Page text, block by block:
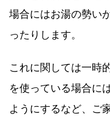
場合にはお湯の勢い
ったりします。
これに関しては一時
を使っている場合に
ようにするなど、ご